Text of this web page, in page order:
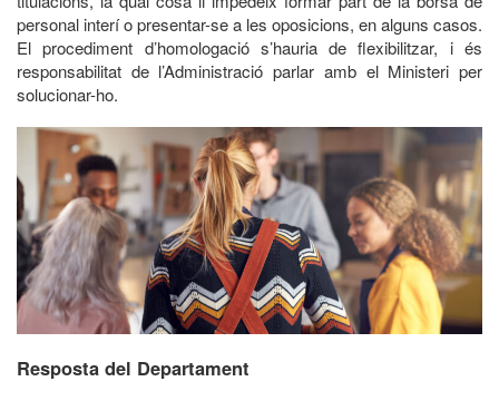
personal interí o presentar-se a les oposicions, en alguns casos.
El procediment d’homologació s’hauria de flexibilitzar, i és
responsabilitat de l’Administració parlar amb el Ministeri per
solucionar-ho.
Resposta del Departament